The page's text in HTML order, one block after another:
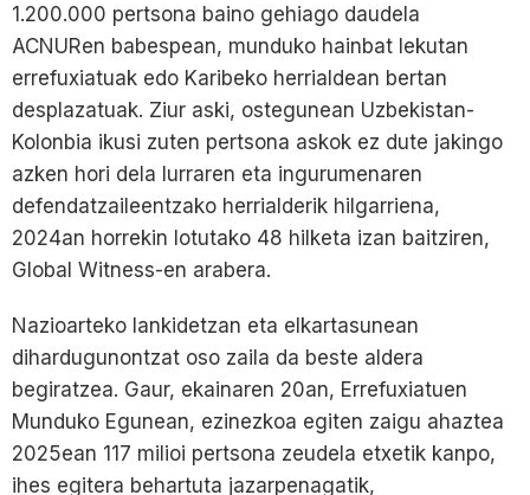
1.200.000 pertsona baino gehiago daudela
ACNURen babespean, munduko hainbat lekutan
errefuxiatuak edo Karibeko herrialdean bertan
desplazatuak. Ziur aski, ostegunean Uzbekistan-
Kolonbia ikusi zuten pertsona askok ez dute jakingo
azken hori dela lurraren eta ingurumenaren
defendatzaileentzako herrialderik hilgarriena,
2024an horrekin lotutako 48 hilketa izan baitziren,
Global Witness-en arabera.
Nazioarteko lankidetzan eta elkartasunean
dihardugunontzat oso zaila da beste aldera
begiratzea. Gaur, ekainaren 20an, Errefuxiatuen
Munduko Egunean, ezinezkoa egiten zaigu ahaztea
2025ean 117 milioi pertsona zeudela etxetik kanpo,
ihes egitera behartuta jazarpenagatik,